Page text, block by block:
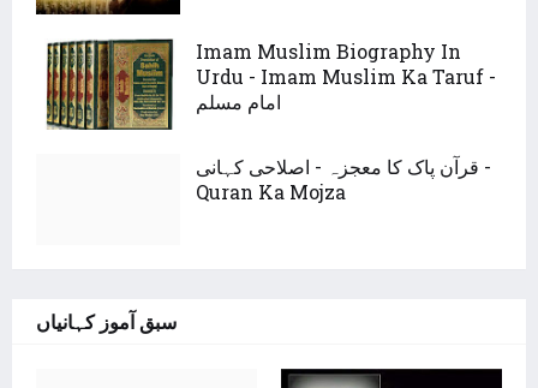
Imam Muslim Biography In
Urdu - Imam Muslim Ka Taruf -
امام مسلم
قرآن پاک کا معجزہ - اصلاحی کہانی -
Quran Ka Mojza
سبق آموز کہانیاں